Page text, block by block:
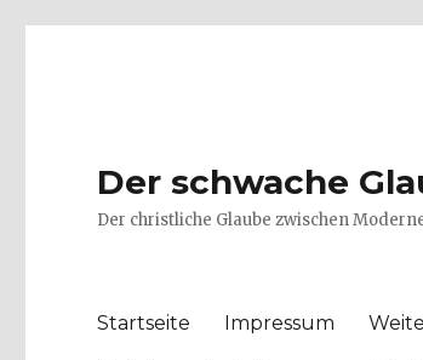
Der schwache
Der christliche Glaube zwischen
Startseite Impressum